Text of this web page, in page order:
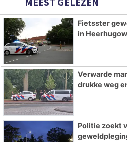
Fietsster
in
Verwarde
drukke weg
Politie zoekt